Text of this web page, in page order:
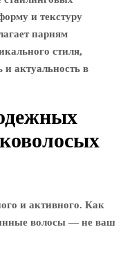
и текстуру
парням
стиля,
и актуальность в
и активного. Как
волосы — не ваш